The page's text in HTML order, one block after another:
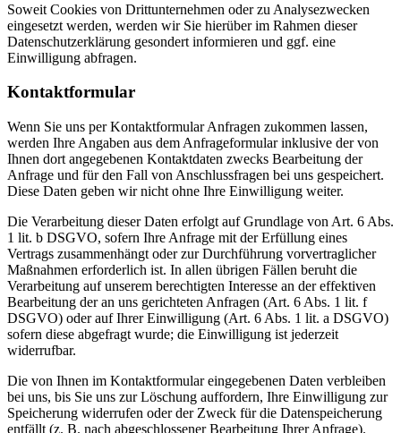
Soweit Cookies von Drittunternehmen oder zu Analysezwecken
eingesetzt werden, werden wir Sie hierüber im Rahmen dieser
Datenschutzerklärung gesondert informieren und ggf. eine
Einwilligung abfragen.
Kontaktformular
Wenn Sie uns per Kontaktformular Anfragen zukommen lassen,
werden Ihre Angaben aus dem Anfrageformular inklusive der von
Ihnen dort angegebenen Kontaktdaten zwecks Bearbeitung der
Anfrage und für den Fall von Anschlussfragen bei uns gespeichert.
Diese Daten geben wir nicht ohne Ihre Einwilligung weiter.
Die Verarbeitung dieser Daten erfolgt auf Grundlage von Art. 6 Abs.
1 lit. b DSGVO, sofern Ihre Anfrage mit der Erfüllung eines
Vertrags zusammenhängt oder zur Durchführung vorvertraglicher
Maßnahmen erforderlich ist. In allen übrigen Fällen beruht die
Verarbeitung auf unserem berechtigten Interesse an der effektiven
Bearbeitung der an uns gerichteten Anfragen (Art. 6 Abs. 1 lit. f
DSGVO) oder auf Ihrer Einwilligung (Art. 6 Abs. 1 lit. a DSGVO)
sofern diese abgefragt wurde; die Einwilligung ist jederzeit
widerrufbar.
Die von Ihnen im Kontaktformular eingegebenen Daten verbleiben
bei uns, bis Sie uns zur Löschung auffordern, Ihre Einwilligung zur
Speicherung widerrufen oder der Zweck für die Datenspeicherung
entfällt (z. B. nach abgeschlossener Bearbeitung Ihrer Anfrage).